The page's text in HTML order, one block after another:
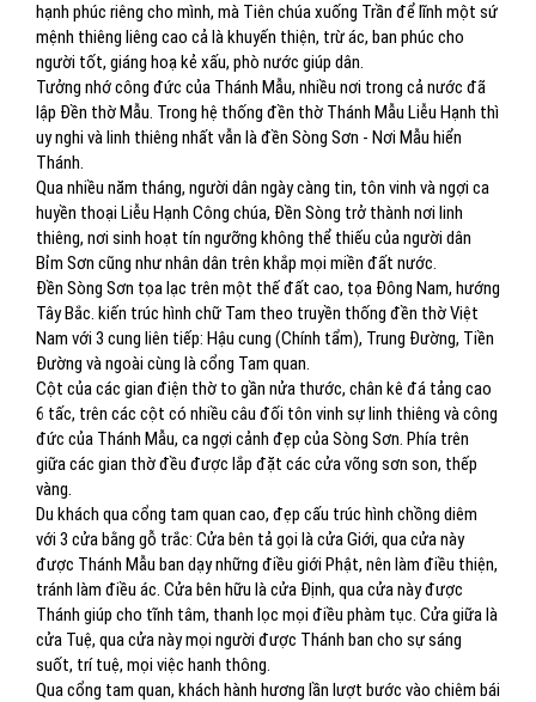
hạnh phúc riêng cho mình, mà Tiên chúa xuống Trần để lĩnh một sứ
mệnh thiêng liêng cao cả là khuyến thiện, trừ ác, ban phúc cho
người tốt, giáng hoạ kẻ xấu, phò nước giúp dân.
Tưởng nhớ công đức của Thánh Mẫu, nhiều nơi trong cả nước đã
lập Đền thờ Mẫu. Trong hệ thống đền thờ Thánh Mẫu Liễu Hạnh thì
uy nghi và linh thiêng nhất vẫn là đền Sòng Sơn - Nơi Mẫu hiển
Thánh.
Qua nhiều năm tháng, người dân ngày càng tin, tôn vinh và ngợi ca
huyền thoại Liễu Hạnh Công chúa, Đền Sòng trở thành nơi linh
thiêng, nơi sinh hoạt tín ngưỡng không thể thiếu của người dân
Bỉm Sơn cũng như nhân dân trên khắp mọi miền đất nước.
Đền Sòng Sơn tọa lạc trên một thế đất cao, tọa Đông Nam, hướng
Tây Bắc. kiến trúc hình chữ Tam theo truyền thống đền thờ Việt
Nam với 3 cung liên tiếp: Hậu cung (Chính tẩm), Trung Đường, Tiền
Đường và ngoài cùng là cổng Tam quan.
Cột của các gian điện thờ to gần nửa thước, chân kê đá tảng cao
6 tấc, trên các cột có nhiều câu đối tôn vinh sự linh thiêng và công
đức của Thánh Mẫu, ca ngợi cảnh đẹp của Sòng Sơn. Phía trên
giữa các gian thờ đều được lắp đặt các cửa võng sơn son, thếp
vàng.
Du khách qua cổng tam quan cao, đẹp cấu trúc hình chồng diêm
với 3 cửa bằng gỗ trắc: Cửa bên tả gọi là cửa Giới, qua cửa này
được Thánh Mẫu ban dạy những điều giới Phật, nên làm điều thiện,
tránh làm điều ác. Cửa bên hữu là cửa Định, qua cửa này được
Thánh giúp cho tĩnh tâm, thanh lọc mọi điều phàm tục. Cửa giữa là
cửa Tuệ, qua cửa này mọi người được Thánh ban cho sự sáng
suốt, trí tuệ, mọi việc hanh thông.
Qua cổng tam quan, khách hành hương lần lượt bước vào chiêm bái